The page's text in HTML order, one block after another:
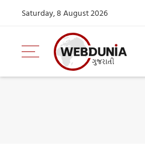
Saturday, 8 August 2026